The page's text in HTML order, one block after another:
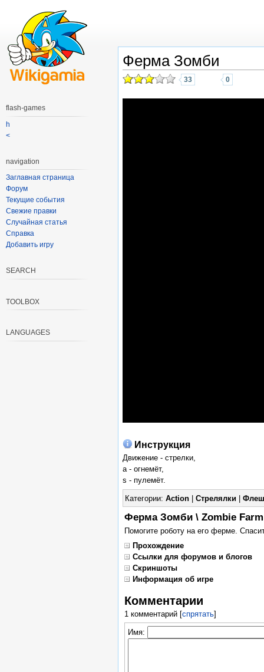
Ферма Зомби
33 0
Инструкция
Движение - стрелки,
a - огнемёт,
s - пулемёт.
Категории: Action| Стрелялки
Ферма Зомби \ Zombie
Помогите роботу на его ферме.
Прохождение
Ссылки для форумов и блогов
Скриншоты
Информация об игре
Комментарии
1 комментарий[спрятать]
Имя:
flash-games
h
<
navigation
Заглавная страница
Форум
Текущие события
Свежие правки
Случайная статья
Справка
Добавить игру
SEARCH
TOOLBOX
LANGUAGES